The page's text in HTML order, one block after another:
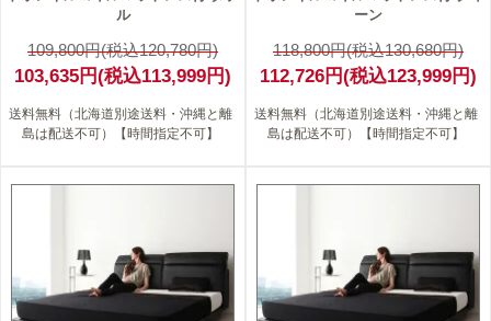
ル
109,800円(税込120,780円)
103,635円(税込113,999円)
送料無料（北海道別途送料・沖縄と離
島は配送不可）【時間指定不可】
ーン
118,800円(税込130,680円)
112,726円(税込123,999円)
送料無料（北海道別途送料・沖縄と離
島は配送不可）【時間指定不可】